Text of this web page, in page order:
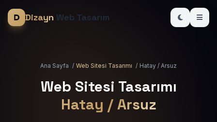
Dizayn Web Tasarım
Ana Sayfa / Web Sitesi Tasarımı / Hatay / Arsuz
Web Sitesi Tasarımı
Hatay / Arsuz